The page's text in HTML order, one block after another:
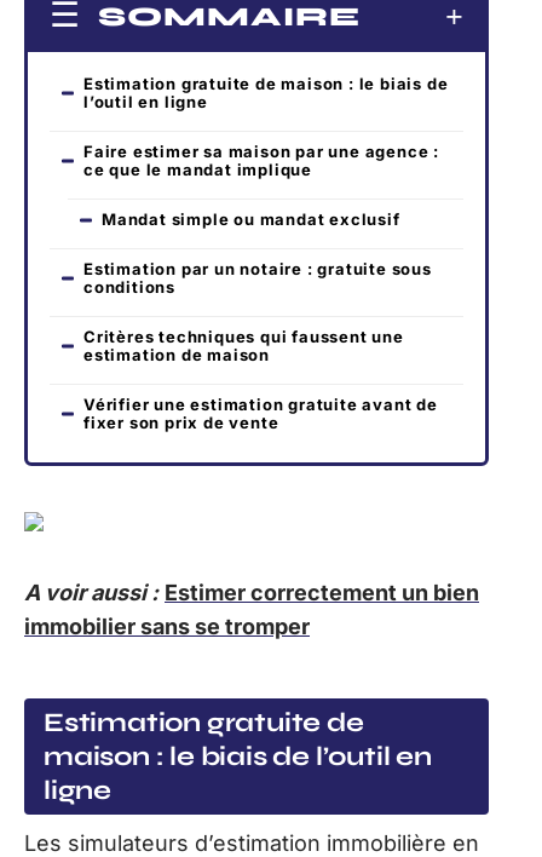
SOMMAIRE
Estimation gratuite de maison : le biais de
l’outil en ligne
Faire estimer sa maison par une agence :
ce que le mandat implique
Mandat simple ou mandat exclusif
Estimation par un notaire : gratuite sous
conditions
Critères techniques qui faussent une
estimation de maison
Vérifier une estimation gratuite avant de
fixer son prix de vente
A voir aussi : Estimer correctement un bien
immobilier sans se tromper
Estimation gratuite de
maison : le biais de l’outil en
ligne
Les simulateurs d’estimation immobilière en